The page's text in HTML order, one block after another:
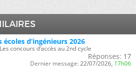
d’ingénieurs 2026
concours d’accès au 2nd cycle
Réponses: 17
Dernier message: 22/07/2026, 17h06